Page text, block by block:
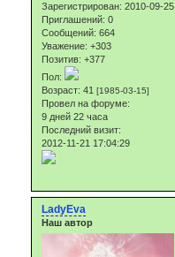
Зарегистрирован: 2010-09-25
Приглашений: 0
Сообщений: 664
Уважение: +303
Позитив: +377
Пол:
Возраст: 41 [1985-03-15]
Провел на форуме:
9 дней 22 часа
Последний визит:
2012-11-21 17:04:29
LadyEva
Наш автор